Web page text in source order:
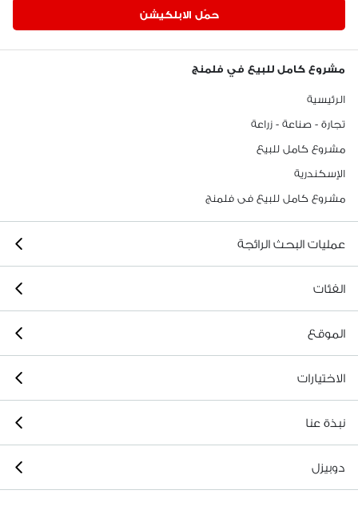
حمّل الابلكيشن
مشروع كامل للبيع في فلمنج
الرئيسية
تجارة - صناعة - زراعة
مشروع كامل للبيع
الإسكندرية
مشروع كامل للبيع فى فلمنج
عمليات البحث الرائجة
الفئات
الموقع
الاختيارات
نبذة عنا
دوبيزل